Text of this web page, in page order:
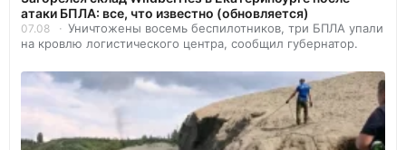
атаки БПЛА: все, что известно (обновляется)
07.08
Уничтожены восемь беспилотников, три БПЛА упали
на кровлю логистического центра, сообщил губернатор.